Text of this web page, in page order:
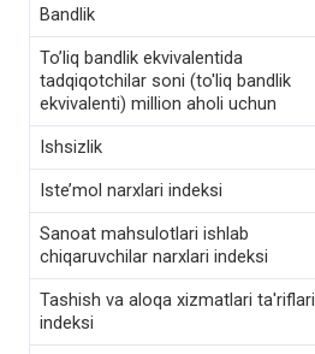
Bandlik
To’liq bandlik ekvivalentida
tadqiqotchilar soni (to'liq bandlik
ekvivalenti) million aholi uchun
Ishsizlik
Iste’mol narxlari indeksi
Sanoat mahsulotlari ishlab
chiqaruvchilar narxlari indeksi
Tashish va aloqa xizmatlari ta'riflari
indeksi